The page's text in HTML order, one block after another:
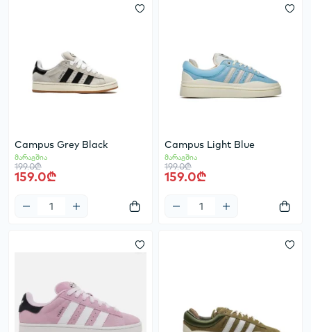
Campus Grey Black
მარაგშია
199.0₾
159.0₾
Campus Light Blue
მარაგშია
199.0₾
159.0₾